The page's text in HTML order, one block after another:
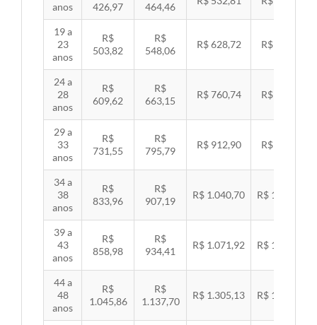
anos 426,97 464,46
19 a
23
anos
R$
503,82
R$
548,06
R$ 628,72 R$ 647,89
24 a
28
anos
R$
609,62
R$
663,15
R$ 760,74 R$ 783,94
29 a
33
anos
R$
731,55
R$
795,79
R$ 912,90 R$ 940,74
34 a
38
anos
R$
833,96
R$
907,19
R$ 1.040,70 R$ 1.072,43
39 a
43
anos
R$
858,98
R$
934,41
R$ 1.071,92 R$ 1.104,60
44 a
48
anos
R$
1.045,86
R$
1.137,70
R$ 1.305,13 R$ 1.344,92